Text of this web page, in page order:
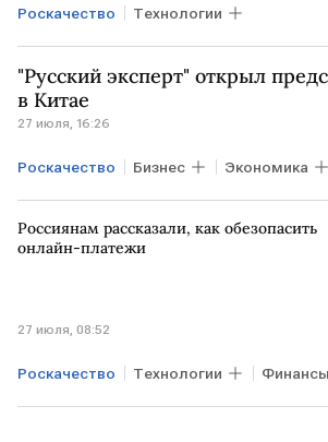
Роскачество Технологии
"Вкусно - и точка" Burger King
"Русский эксперт" открыл
в Китае
27 июля, 16:26
Роскачество Бизнес Экономика
КИТАЙ РФ Ведомости
Россиянам рассказали, как обезопасить
онлайн-платежи
27 июля, 08:52
Роскачество Технологии Финансы
Ольга Вяльшина РОССИЯ